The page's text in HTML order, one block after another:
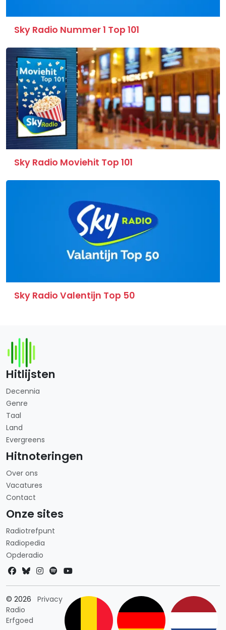
Sky Radio Nummer 1 Top 101
Sky Radio Moviehit Top 101
Sky Radio Valentijn Top 50
Hitlijsten
Decennia
Genre
Taal
Land
Evergreens
Hitnoteringen
Over ons
Vacatures
Contact
Onze sites
Radiotrefpunt
Radiopedia
Opderadio
© 2026
Radio
Erfgoed
PrivacyLandkeuze